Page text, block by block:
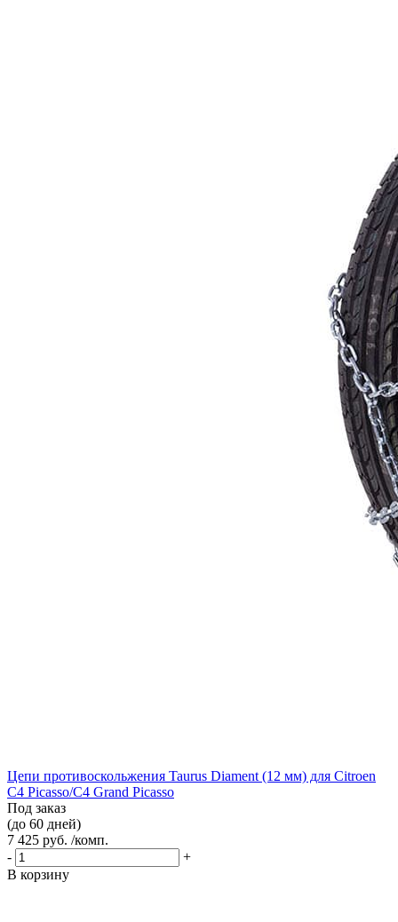
Цепи противоскольжения Taurus Diament (12 мм) для Citroen
C4 Picasso/C4 Grand Picasso
Под заказ
(до 60 дней)
7 425 руб. /комп.
-
+
В корзину